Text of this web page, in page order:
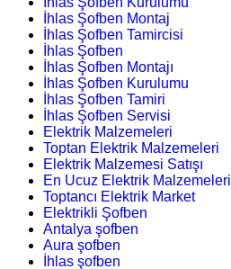
İhlas Şofben Montaj
İhlas Şofben Tamircisi
İhlas Şofben
İhlas Şofben Montajı
İhlas Şofben Kurulumu
İhlas Şofben Tamiri
İhlas Şofben Servisi
Elektrik Malzemeleri
Toptan Elektrik Malzemeleri
Elektrik Malzemesi Satışı
En Ucuz Elektrik Malzemeleri
Toptancı Elektrik Market
Elektrikli Şofben
Antalya şofben
Aura şofben
İhlas şofben